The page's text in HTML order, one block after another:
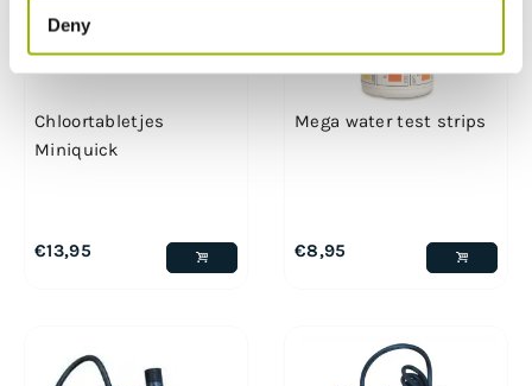
Deny
Chloortabletjes
Miniquick
€13,95
Mega water test strips
€8,95